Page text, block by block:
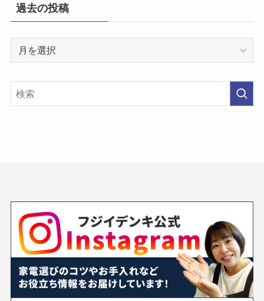
過去の投稿
投
稿